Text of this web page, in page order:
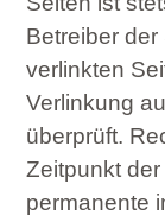
Betreiber
verlinkten
Verlinkung
überprüft.
Zeitpunkt
permanente